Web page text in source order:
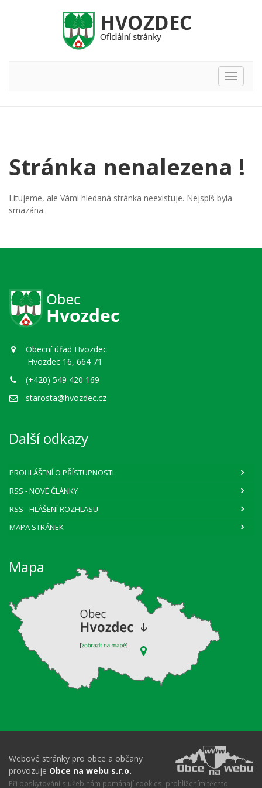
Hlavní
nabídka
Stránka nenalezena !
Litujeme, ale Vámi hledaná stránka neexistuje. Nejspíš byla
smazána.
Obecní úřad Hvozdec
Hvozdec 16, 664 71
(+420) 549 420 169
starosta@hvozdec.cz
Další odkazy
PROHLÁŠENÍ O PŘÍSTUPNOSTI
RSS - NOVÉ ČLÁNKY
RSS - HLÁŠENÍ ROZHLASU
MAPA STRÁNEK
Mapa
Webové stránky pro obce a občany
provozuje Obce na webu s.r.o.
Při poskytování služeb nám pomáhají cookies, prohlížením těchto